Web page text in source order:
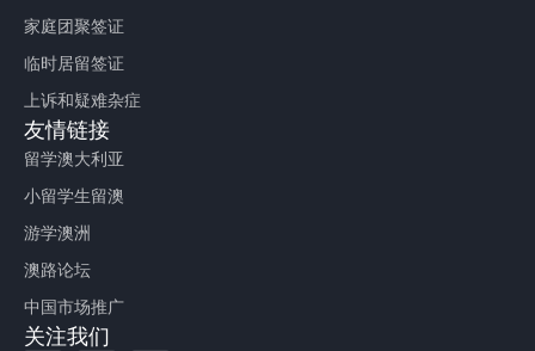
家庭团聚签证
临时居留签证
上诉和疑难杂症
友情链接
留学澳大利亚
小留学生留澳
游学澳洲
澳路论坛
中国市场推广
关注我们